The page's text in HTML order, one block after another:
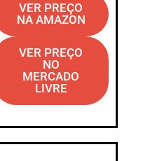
VER PREÇO
NA AMAZON
VER PREÇO
NO
MERCADO
LIVRE